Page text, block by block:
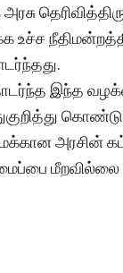
உச்ச
இந்த
கொண்டு
அரசின்
மீறவில்லை